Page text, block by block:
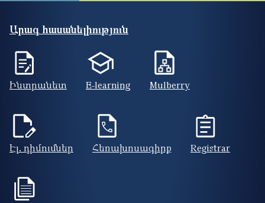
Արագ հասանելիություն
Ինտրանետ E-learning Mulberry
Էլ. դիմումներ Հեռախոսագիրք Registrar